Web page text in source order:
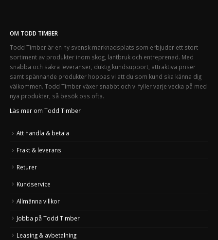
OM TODD TIMBER
Todd Timber är en ny svensk marknadsplats som erbjuder ett stort
sortiment av produkter inom skog, lantbruk och entreprenad. Med
snabba och säkra leveranser, duktig kundsupport, attraktiva priser
samt spännande produkter hoppas vi att du som kund ska känna dig
välkommen. Todd Timber växer snabbt och vi fyller varje vecka på med
nya produkter, så besök oss ofta.
Läs mer om Todd Timber
Att handla & betala
Frakt & leverans
Returer
Kundservice
Allmänna villkor
Jobba på Todd Timber
Leasing & avbetalning